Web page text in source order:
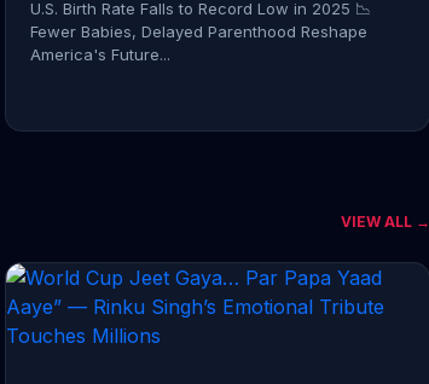
U.S. Birth Rate Falls to Record Low in 2025 📉
Fewer Babies, Delayed Parenthood Reshape
America's Future...
CONTINUE READING →
VIEW ALL →